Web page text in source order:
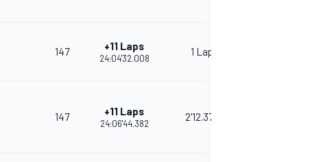
147 +11 Laps
24:04'32.008
1 Lap
147 +11 Laps
24:06'44.382
2'12.374